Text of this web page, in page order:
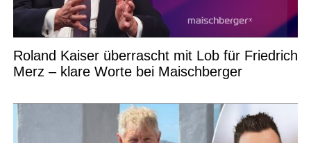
Roland Kaiser überrascht mit Lob für Friedrich
Merz – klare Worte bei Maischberger